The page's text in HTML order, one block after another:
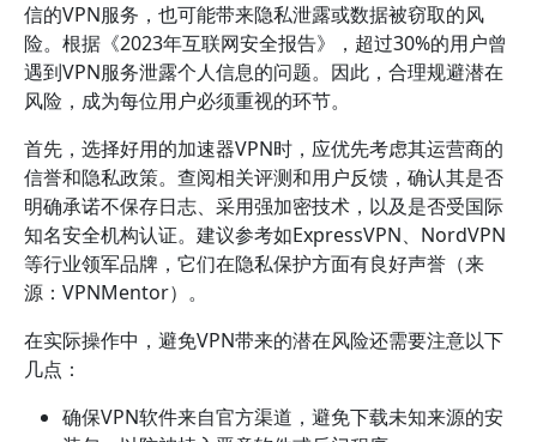
信的VPN服务，也可能带来隐私泄露或数据被窃取的风
险。根据《2023年互联网安全报告》，超过30%的用户曾
遇到VPN服务泄露个人信息的问题。因此，合理规避潜在
风险，成为每位用户必须重视的环节。
首先，选择好用的加速器VPN时，应优先考虑其运营商的
信誉和隐私政策。查阅相关评测和用户反馈，确认其是否
明确承诺不保存日志、采用强加密技术，以及是否受国际
知名安全机构认证。建议参考如ExpressVPN、NordVPN
等行业领军品牌，它们在隐私保护方面有良好声誉（来
源：VPNMentor）。
在实际操作中，避免VPN带来的潜在风险还需要注意以下
几点：
确保VPN软件来自官方渠道，避免下载未知来源的安